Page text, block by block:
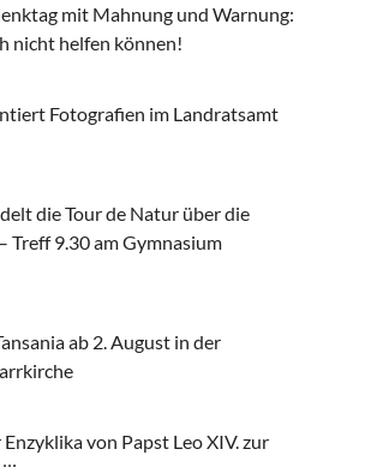
mit Mahnung und Warnung:
nicht helfen können!
Fotografien im Landratsamt
die Tour de Natur über die
Treff 9.30 am Gymnasium
ab 2. August in der
von Papst Leo XIV. zur